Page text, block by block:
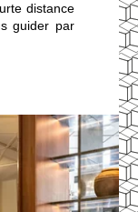
distance
guider par